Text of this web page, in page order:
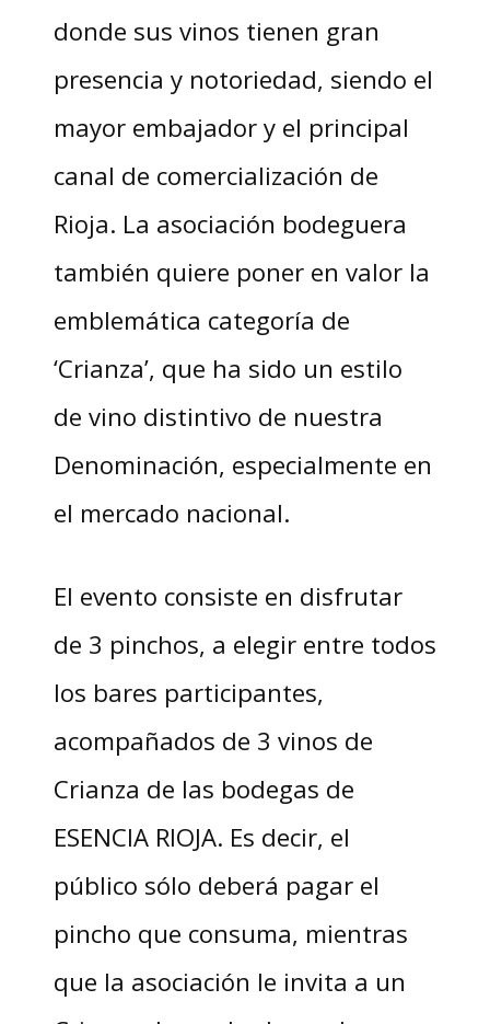
donde sus vinos tienen gran
presencia y notoriedad, siendo el
mayor embajador y el principal
canal de comercialización de
Rioja. La asociación bodeguera
también quiere poner en valor la
emblemática categoría de
‘Crianza’, que ha sido un estilo
de vino distintivo de nuestra
Denominación, especialmente en
el mercado nacional.
El evento consiste en disfrutar
de 3 pinchos, a elegir entre todos
los bares participantes,
acompañados de 3 vinos de
Crianza de las bodegas de
ESENCIA RIOJA. Es decir, el
público sólo deberá pagar el
pincho que consuma, mientras
que la asociación le invita a un